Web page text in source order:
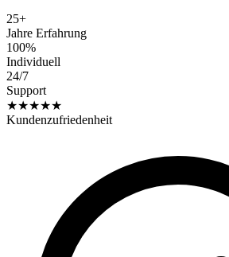
25+
Jahre Erfahrung
100%
Individuell
24/7
Support
★★★★★
Kundenzufriedenheit